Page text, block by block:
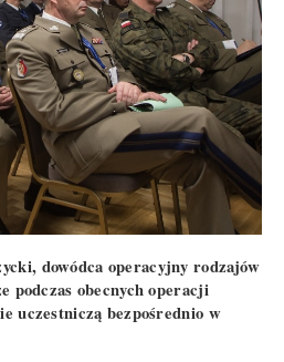
dowódca operacyjny rodzajów
podczas obecnych operacji
uczestniczą bezpośrednio w